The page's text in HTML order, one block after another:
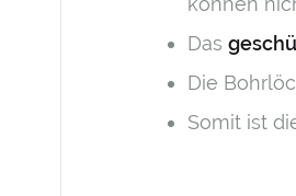
Das
Die
Somit ist